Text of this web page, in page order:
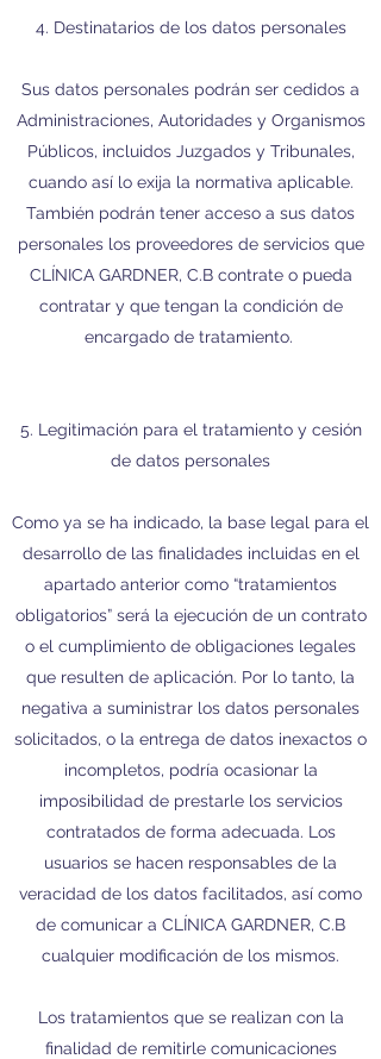
4. Destinatarios de los datos personales
Sus datos personales podrán ser cedidos a
Administraciones, Autoridades y Organismos
Públicos, incluidos Juzgados y Tribunales,
cuando así lo exija la normativa aplicable.
También podrán tener acceso a sus datos
personales los proveedores de servicios que
CLÍNICA GARDNER, C.B contrate o pueda
contratar y que tengan la condición de
encargado de tratamiento.
5. Legitimación para el tratamiento y cesión
de datos personales
Como ya se ha indicado, la base legal para el
desarrollo de las finalidades incluidas en el
apartado anterior como “tratamientos
obligatorios” será la ejecución de un contrato
o el cumplimiento de obligaciones legales
que resulten de aplicación. Por lo tanto, la
negativa a suministrar los datos personales
solicitados, o la entrega de datos inexactos o
incompletos, podría ocasionar la
imposibilidad de prestarle los servicios
contratados de forma adecuada. Los
usuarios se hacen responsables de la
veracidad de los datos facilitados, así como
de comunicar a CLÍNICA GARDNER, C.B
cualquier modificación de los mismos.
Los tratamientos que se realizan con la
finalidad de remitirle comunicaciones